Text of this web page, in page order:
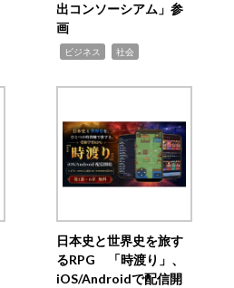
出コンソーシアム」参
画
ビジネス 社会
日本史と世界史を旅す
るRPG 「時渡り」、
iOS/Androidで配信開